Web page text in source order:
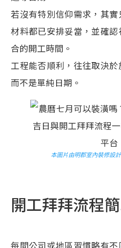
若沒有特別信仰需求，其實
材料都已安排妥當，並確
合的開工時間。
工程能否順利，往往取決於
而不是單純日期。
本圖片由明郡室內裝修設
開工拜拜流程
每間公司或地區習慣略有